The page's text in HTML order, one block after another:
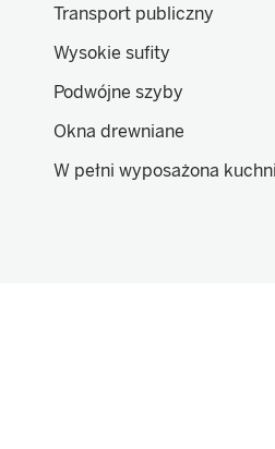
Transport publiczny
Wysokie sufity
Podwójne szyby
Okna drewniane
W pełni wyposażona